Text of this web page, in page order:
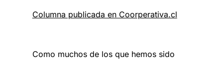
Columna publicada en Coorperativa.cl
Como muchos de los que hemos sido